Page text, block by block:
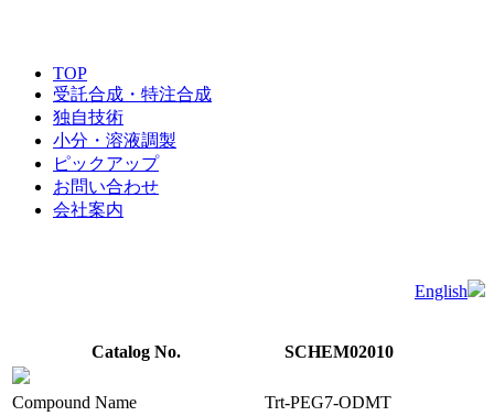
TOP
受託合成・特注合成
独自技術
小分・溶液調製
ピックアップ
お問い合わせ
会社案内
English
Catalog No. SCHEM02010
Compound Name
Trt-PEG7-ODMT